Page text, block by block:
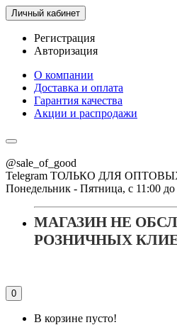
Личный кабинет
Регистрация
Авторизация
О компании
Доставка и оплата
Гарантия качества
Акции и распродажи
@sale_of_good
Telegram ТОЛЬКО ДЛЯ
Понедельник - Пятница, с 11:00 до
МАГАЗИН НЕ
РОЗНИЧНЫХ
0
В корзине пусто!